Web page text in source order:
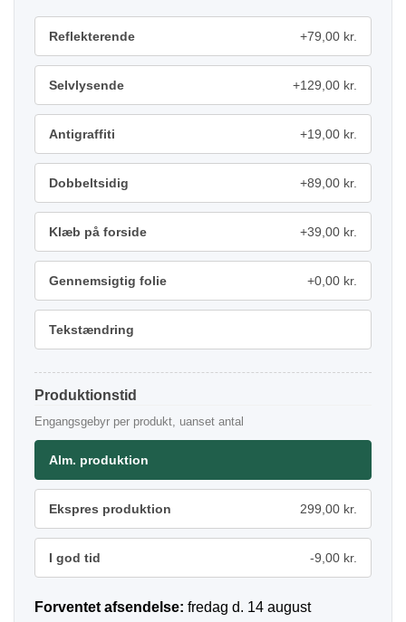
Reflekterende +79,00 kr.
Selvlysende +129,00 kr.
Antigraffiti +19,00 kr.
Dobbeltsidig +89,00 kr.
Klæb på forside +39,00 kr.
Gennemsigtig folie +0,00 kr.
Tekstændring
Produktionstid
Engangsgebyr per produkt, uanset antal
Alm. produktion
Ekspres produktion 299,00 kr.
I god tid -9,00 kr.
Forventet afsendelse: fredag d. 14 august